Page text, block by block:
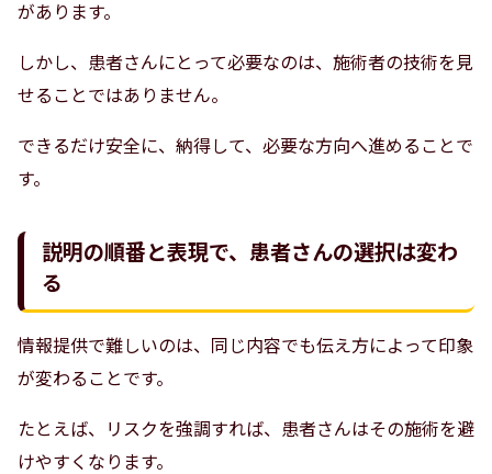
があります。
しかし、患者さんにとって必要なのは、施術者の技術を見
せることではありません。
できるだけ安全に、納得して、必要な方向へ進めることで
す。
説明の順番と表現で、患者さんの選択は変わ
る
情報提供で難しいのは、同じ内容でも伝え方によって印象
が変わることです。
たとえば、リスクを強調すれば、患者さんはその施術を避
けやすくなります。